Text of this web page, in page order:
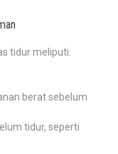
tidur meliputi:
berat sebelum
tidur, seperti